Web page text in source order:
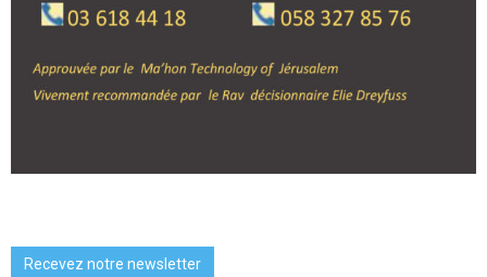
Recevez notre newsletter